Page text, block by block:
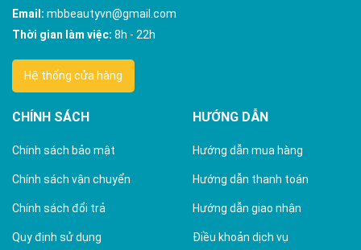
Email: mbbeautyvn@gmail.com
Thời gian làm việc: 8h - 22h
Hệ thống cửa hàng
CHÍNH SÁCH
Chính sách bảo mật
Chính sách vận chuyển
Chính sách đổi trả
Quy định sử dụng
HƯỚNG DẪN
Hướng dẫn mua hàng
Hướng dẫn thanh toán
Hướng dẫn giao nhận
Điều khoản dịch vụ